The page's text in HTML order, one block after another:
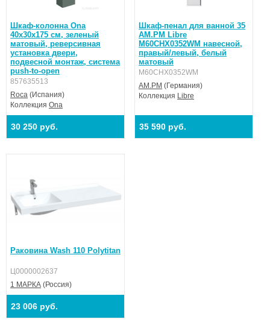
Шкаф-колонна Ona
40х30х175 см, зеленый
матовый, реверсивная
установка двери,
подвесной монтаж, система
push-to-open
857635513
Roca (Испания)
Коллекция Ona
30 250 руб.
Шкаф-пенал для ванной 35
AM.PM Libre
M60CHX0352WM навесной,
правый/левый, белый
матовый
M60CHX0352WM
AM.PM (Германия)
Коллекция Libre
35 590 руб.
Раковина Wash 110 Polytitan
Ц0000002637
1 МАРКА (Россия)
23 006 руб.